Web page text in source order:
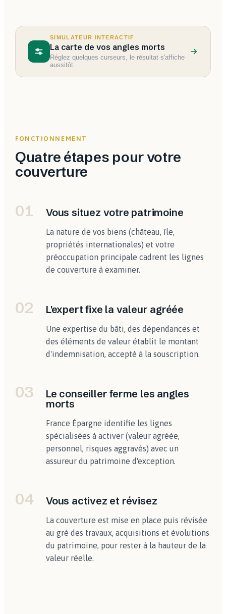
SIMULATEUR INTERACTIF
La carte de vos angles morts
Réglez quelques curseurs, le résultat s'affiche
aussitôt.
FONCTIONNEMENT
Quatre étapes pour votre
couverture
01 Vous situez votre patrimoine
La nature de vos biens (château, île,
propriétés internationales) et votre
préoccupation principale cadrent les lignes
de couverture à examiner.
02 L'expert fixe la valeur agréée
Une expertise du bâti, des dépendances et
des éléments de valeur établit le montant
d'indemnisation, accepté à la souscription.
03
Le conseiller ferme les angles
morts
France Épargne identifie les lignes
spécialisées à activer (valeur agréée,
personnel, risques aggravés) avec un
assureur du patrimoine d'exception.
04 Vous activez et révisez
La couverture est mise en place puis révisée
au gré des travaux, acquisitions et évolutions
du patrimoine, pour rester à la hauteur de la
valeur réelle.